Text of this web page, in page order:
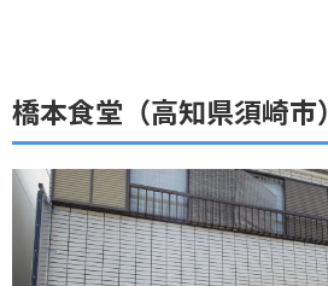
橋本食堂（高知県須崎市）